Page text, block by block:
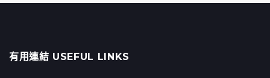
有用連結 USEFUL LINKS